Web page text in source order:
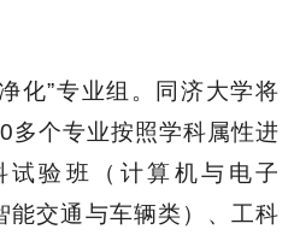
化”专业组。同济大学将
多个专业按照学科属性进
验班（计算机与电子
能交通与车辆类）、工科